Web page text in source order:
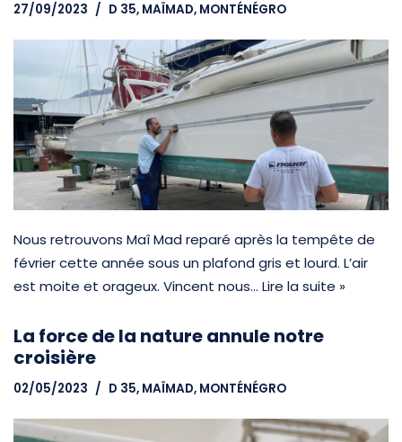
27/09/2023 D 35, MAÏMAD, MONTÉNÉGRO
Nous retrouvons Maî Mad reparé après la tempête de
février cette année sous un plafond gris et lourd. L’air
est moite et orageux. Vincent nous… Lire la suite »
La force de la nature annule notre
croisière
02/05/2023 D 35, MAÏMAD, MONTÉNÉGRO